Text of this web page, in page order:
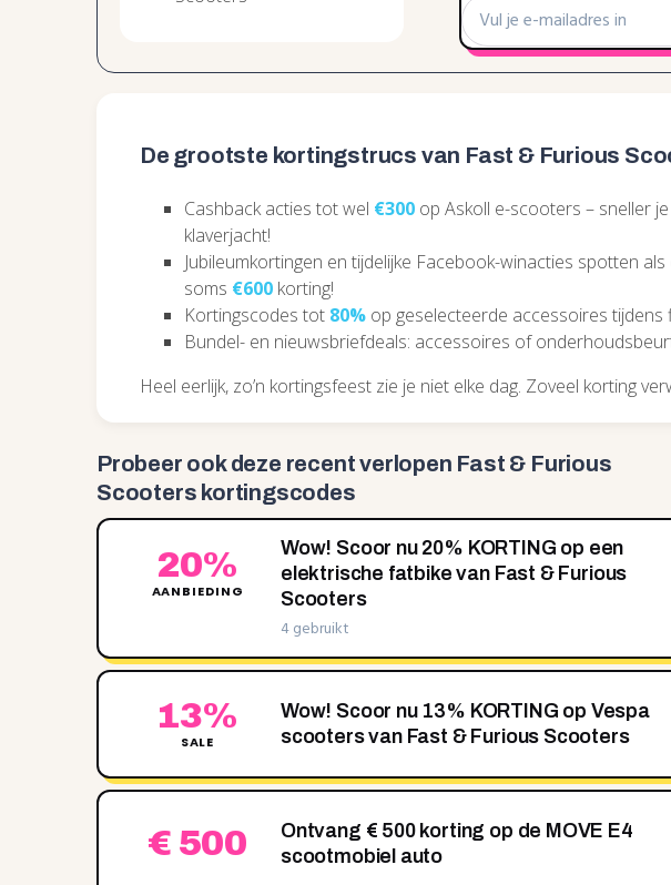
De grootste kortingstrucs van Fast & Furious
Cashback acties tot wel €300 op Askoll e-scooters – sneller
klaverjacht!
Jubileumkortingen en tijdelijke Facebook-winacties spotten
soms €600 korting!
Kortingscodes tot 80% op geselecteerde accessoires tijdens
Bundel- en nieuwsbriefdeals: accessoires of
Heel eerlijk, zo’n kortingsfeest zie je niet elke dag. Zoveel korting
Probeer ook deze recentverlopen Fast & Furious
Scooters kortingscodes
20%
AANBIEDING
Wow! Scoor nu 20‌% KORTING op een
elektrische fatbike van Fast & Furious
Scooters
4 gebruikt
13%
SALE
Wow! Scoor nu 13‌% KORTING op Vespa
scooters van Fast & Furious Scooters
€ 500
Ontvang € 500 korting op de MOVE E4
scootmobiel auto